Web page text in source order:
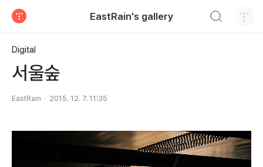
EastRain's gallery
Digital
서울숲
EastRain 2015. 12. 7. 11:35